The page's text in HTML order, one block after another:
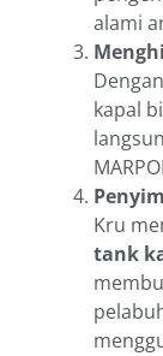
alami
kapal
Kru
tank